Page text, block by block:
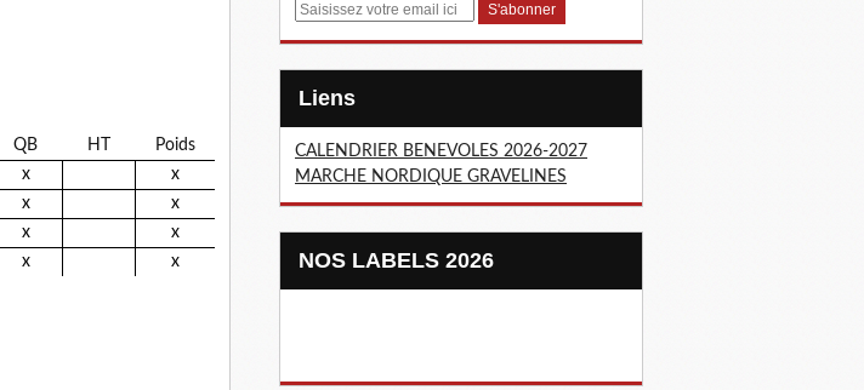
QB HT
Poids
x
x
x
x
x
x
x x
E
Liens
CALENDRIER BENEVOLES 2026-2027
MARCHE NORDIQUE GRAVELINES
NOS LABELS 2026